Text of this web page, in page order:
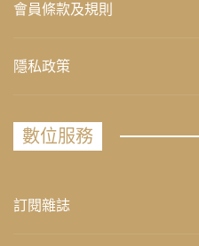
會員條款及規則
隱私政策
數位服務
訂閱雜誌